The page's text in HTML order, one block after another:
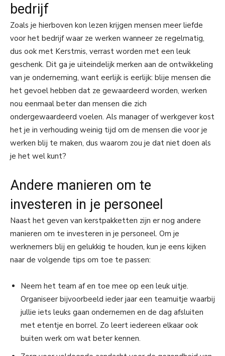
bedrijf
Zoals je hierboven kon lezen krijgen mensen meer liefde
voor het bedrijf waar ze werken wanneer ze regelmatig,
dus ook met Kerstmis, verrast worden met een leuk
geschenk. Dit ga je uiteindelijk merken aan de ontwikkeling
van je onderneming, want eerlijk is eerlijk: blije mensen die
het gevoel hebben dat ze gewaardeerd worden, werken
nou eenmaal beter dan mensen die zich
ondergewaardeerd voelen. Als manager of werkgever kost
het je in verhouding weinig tijd om de mensen die voor je
werken blij te maken, dus waarom zou je dat niet doen als
je het wel kunt?
Andere manieren om te
investeren in je personeel
Naast het geven van kerstpakketten zijn er nog andere
manieren om te investeren in je personeel. Om je
werknemers blij en gelukkig te houden, kun je eens kijken
naar de volgende tips om toe te passen:
Neem het team af en toe mee op een leuk uitje.
Organiseer bijvoorbeeld ieder jaar een teamuitje waarbij
jullie iets leuks gaan ondernemen en de dag afsluiten
met etentje en borrel. Zo leert iedereen elkaar ook
buiten werk om wat beter kennen.